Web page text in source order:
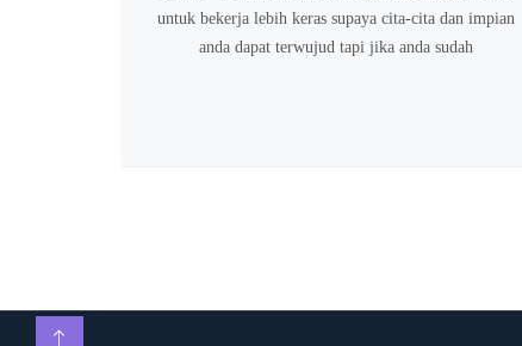
untuk bekerja lebih keras supaya cita-cita dan impian
anda dapat terwujud tapi jika anda sudah